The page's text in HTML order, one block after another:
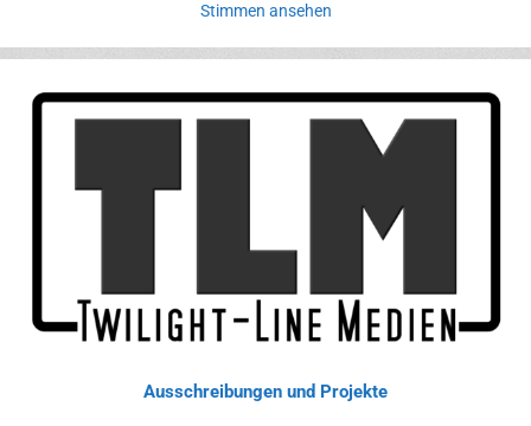
Stimmen ansehen
Ausschreibungen und Projekte